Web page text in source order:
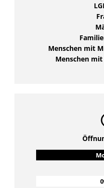
Menschen mit
Menschen